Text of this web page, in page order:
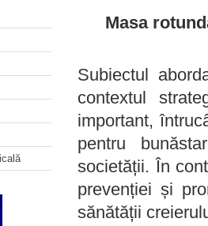
Masa
Subiectul
contextul
important,
pentru
societății. În
prevenției și
sănătății